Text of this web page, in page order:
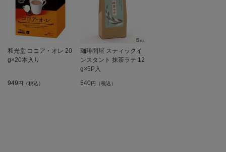
和光堂 ココア・オレ 20
g×20本入り
949円（税込）
珈琲問屋 スティックイ
ンスタント 抹茶ラテ 12
g×5P入
540円（税込）